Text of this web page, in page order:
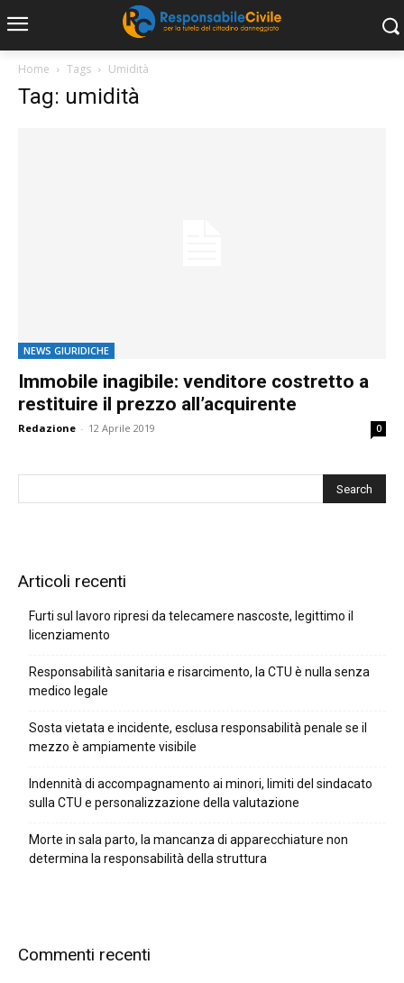
Home Tags Umidità
Tag: umidità
NEWS GIURIDICHE
Immobile inagibile: venditore costretto a
restituire il prezzo all’acquirente
Redazione - 12 Aprile 2019 0
Articoli recenti
Furti sul lavoro ripresi da telecamere nascoste, legittimo il
licenziamento
Responsabilità sanitaria e risarcimento, la CTU è nulla senza
medico legale
Sosta vietata e incidente, esclusa responsabilità penale se il
mezzo è ampiamente visibile
Indennità di accompagnamento ai minori, limiti del sindacato
sulla CTU e personalizzazione della valutazione
Morte in sala parto, la mancanza di apparecchiature non
determina la responsabilità della struttura
Commenti recenti